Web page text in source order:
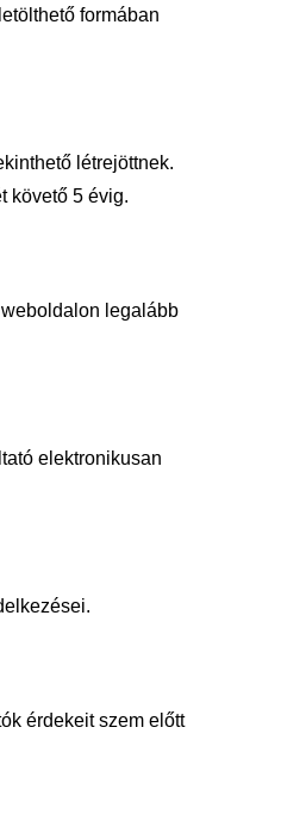
formában
létrejöttnek.
követő 5 évig.
legalább
elektronikusan
érdekeit szem előtt